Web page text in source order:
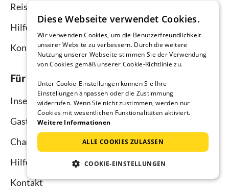
Reisemagazin
Hilfe Urlauber
Kontakt
Für Vermieter
Inserieren und vermieten
Gastgebermagazin
Channel Manager
Hilfe Vermieter
Kontakt
Diese Webseite verwendet Cookies.
Wir verwenden Cookies, um die Benutzerfreundlichkeit
unserer Website zu verbessern. Durch die weitere
Nutzung unserer Webseite stimmen Sie der Verwendung
von Cookies gemäß unserer Cookie-Richtlinie zu.
Unter Cookie-Einstellungen können Sie Ihre
Einstellungen anpassen oder die Zustimmung
widerrufen. Wenn Sie nicht zustimmen, werden nur
Cookies mit wesentlichen Funktionalitäten aktiviert.
Weitere Informationen
ALLE COOKIES ZULASSEN
COOKIE-EINSTELLUNGEN